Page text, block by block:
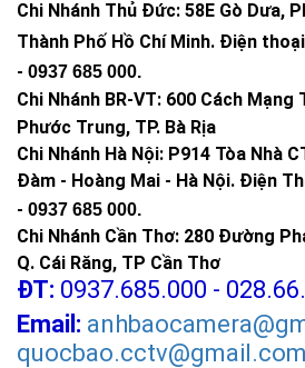
Chi Nhánh Thủ Đức: 58E Gò Dưa,
Thành Phố Hồ Chí Minh. Điện
- 0937 685 000.
Chi Nhánh BR-VT: 600 Cách Mạng
Phước Trung, TP. Bà Rịa
Chi Nhánh Hà Nội: P914 Tòa Nhà
Đàm - Hoàng Mai - Hà Nội. Điện
- 0937 685 000.
Chi Nhánh Cần Thơ: 280 Đường
Q. Cái Răng, TP Cần Thơ
ĐT: 0937.685.000 -
Email:
quocbao.cctv@gmail.com